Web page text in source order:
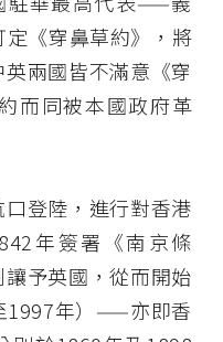
《穿鼻草約》，將
兩國皆不滿意《穿
而同被本國政府革
登陸，進行對香港
年簽署《南京條
予英國，從而開始
1997年）——亦即香